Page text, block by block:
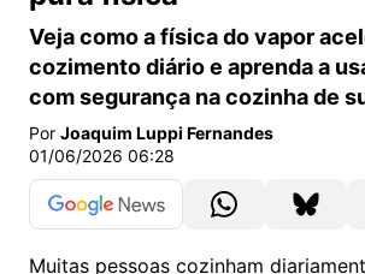
Veja como a física do vapor
cozimento diário e aprenda a
com segurança na cozinha de
Por Joaquim Luppi Fernandes
01/06/2026 06:28
Muitas pessoas cozinham